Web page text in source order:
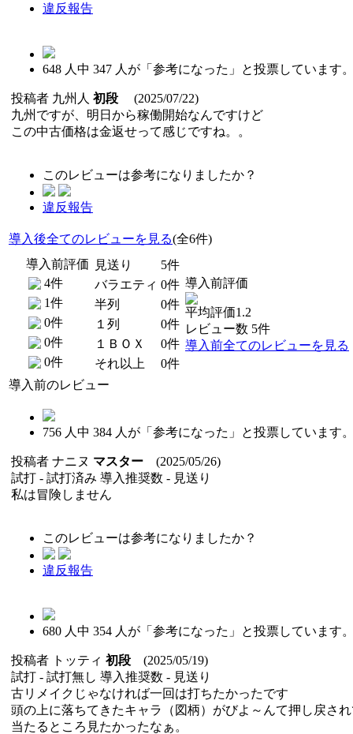
違反報告
648 人中 347 人が「参考になった」と投票しています
投稿者 九州人 初段 (2025/07/22)
九州ですが、明日から稼働開始なんですけど
この中古価格は金返せって感じですね。。
このレビューは参考になりましたか？
違反報告
導入後全てのレビューを見る(全6件)
導入前評価
4件
1件
0件
0件
0件
見送り
5件
バラエティ 0件
半列
0件
１列
0件
１ＢＯＸ
0件
それ以上
0件
導入前評価
平均評価1.2
レビュー数 5件
導入前全てのレビューを見る
導入前のレビュー
756 人中 384 人が「参考になった」と投票しています
投稿者 ナニヌ マスター (2025/05/26)
試打 - 試打済み 導入推奨数 - 見送り
私は冒険しません
このレビューは参考になりましたか？
違反報告
680 人中 354 人が「参考になった」と投票しています
投稿者 トッティ 初段 (2025/05/19)
試打 - 試打無し 導入推奨数 - 見送り
古リメイクじゃなければ一回は打ちたかったです
頭の上に落ちてきたキャラ（図柄）がびよ～んて押し戻さ
当たるところ見たかったなぁ。